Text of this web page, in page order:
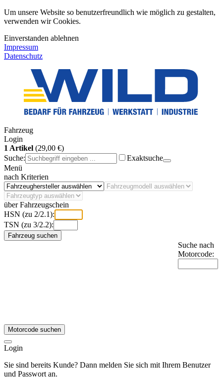
Um unsere Website so benutzerfreundlich wie möglich zu gestalten,
verwenden wir Cookies.
Einverstanden ablehnen
Impressum
Datenschutz
Fahrzeug
Login
1 Artikel (29,00 €)
Suche:
Exaktsuche
Menü
nach Kriterien
über Fahrzeugschein
HSN (zu 2/2.1):
TSN (zu 3/2.2):
Fahrzeug suchen
Suche nach
Motorcode:
Motorcode suchen
Login
Sie sind bereits Kunde? Dann melden Sie sich mit Ihrem Benutzer
und Passwort an.